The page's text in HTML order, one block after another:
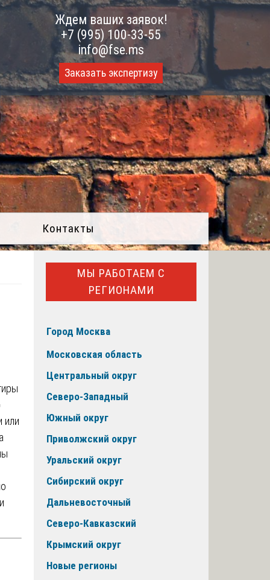
Ждем ваших заявок!
+7 (995) 100-33-55
info@fse.ms
Заказать экспертизу
Контакты
или
МЫ РАБОТАЕМ С
РЕГИОНАМИ
Город Москва
Московская область
Центральный округ
Северо-Западный
Южный округ
Приволжский округ
Уральский округ
Сибирский округ
Дальневосточный
Северо-Кавказский
Крымский округ
Новые регионы